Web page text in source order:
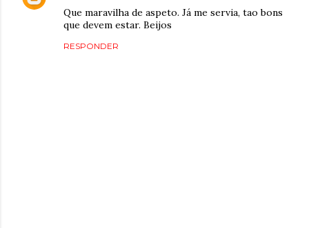
Que maravilha de aspeto. Já me servia, tao bons
que devem estar. Beijos
RESPONDER